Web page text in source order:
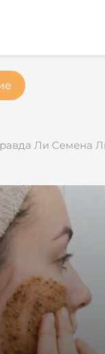
Ли Семена